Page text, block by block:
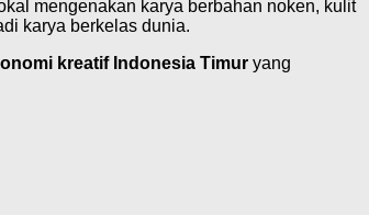
mengenakan karya berbahan noken, kulit
karya berkelas dunia.
kreatif Indonesia Timur yang